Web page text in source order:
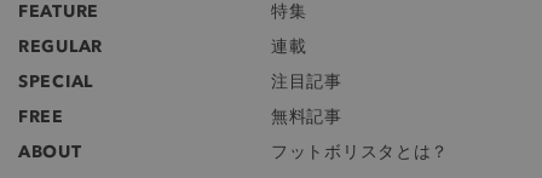
FEATURE
特集
REGULAR
連載
SPECIAL
注目記事
FREE
無料記事
ABOUT
フットボリスタとは？